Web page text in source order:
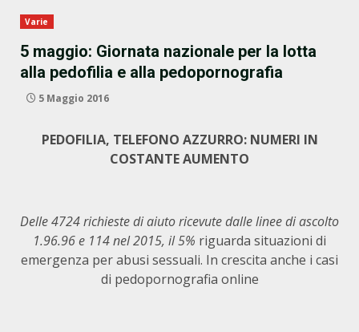
Varie
5 maggio: Giornata nazionale per la lotta
alla pedofilia e alla pedopornografia
5 Maggio 2016
PEDOFILIA, TELEFONO AZZURRO: NUMERI IN
COSTANTE AUMENTO
Delle 4724 richieste di aiuto ricevute dalle linee di ascolto
1.96.96 e 114 nel 2015, il 5% riguarda situazioni di
emergenza per abusi sessuali. In crescita anche i casi
di pedopornografia online